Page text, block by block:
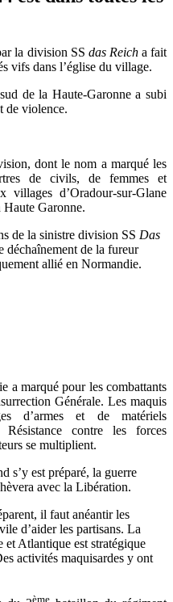
la division SS das Reicha fait
vifs dans l’église du village.
de la Haute-Garonne a subi
de violence.
dont le nom a marqué les
de civils, de femmes et
villages d’Oradour-sur-Glane
Haute Garonne.
de la sinistre division SS Das
déchaînement de la fureur
allié en Normandie.
a marqué pour les combattants
Générale. Les maquis
d’armes et de matériels
contre les forces
se multiplient.
s’y est préparé, la guerre
avec la Libération.
il faut anéantir les
d’aider les partisans. La
et Atlantique est stratégique
activités maquisardes y ont
ème